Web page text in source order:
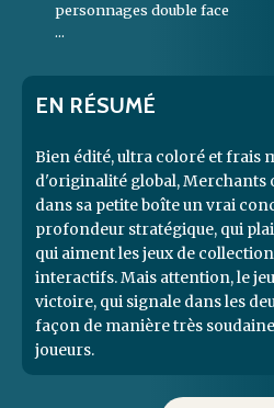
personnages double face
...
EN RÉSUMÉ
Bien édité, ultra coloré et frais
d'originalité global, Merchants
dans sa petite boîte un vrai
profondeur stratégique, qui
qui aiment les jeux de
interactifs. Mais attention, le
victoire, qui signale dans les
façon de manière très
joueurs.